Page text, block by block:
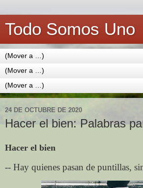
Todo Somos Uno
24 DE OCTUBRE DE 2020
Hacer el bien: Palabras
Hacer el bien
-- Hay quienes pasan de puntillas,